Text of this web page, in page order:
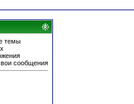
темы
сообщения